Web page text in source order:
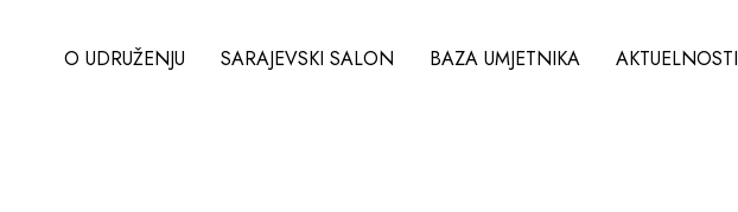
O UDRUŽENJU SARAJEVSKI SALON BAZA UMJETNIKA AKTUELNOSTI